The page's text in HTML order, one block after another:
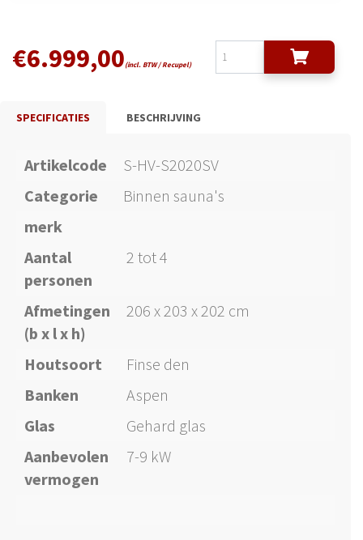
€6.999,00(incl. BTW / Recupel)
SPECIFICATIES BESCHRIJVING
Artikelcode
S-HV-S2020SV
Categorie
Binnen sauna's
merk
Aantal
personen
2 tot 4
Afmetingen
(b x l x h)
206 x 203 x 202 cm
Houtsoort
Finse den
Banken
Aspen
Glas
Gehard glas
Aanbevolen
vermogen
7-9 kW